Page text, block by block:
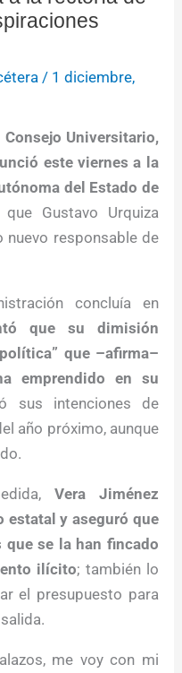
/ 1 diciembre,
Universitario,
este viernes a la
del Estado de
Gustavo Urquiza
responsable de
concluía en
que su dimisión
que –afirma–
emprendido en su
sus intenciones de
año próximo, aunque
Vera Jiménez
estatal y aseguró que
que se la han fincado
ilícito; también lo
el presupuesto para
me voy con mi